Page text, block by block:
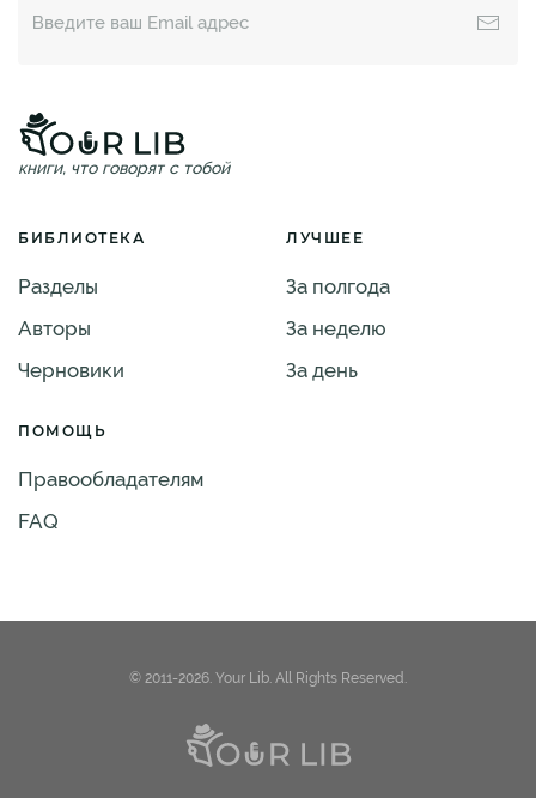
книги, что говорят с тобой
БИБЛИОТЕКА
Разделы
Авторы
Черновики
ЛУЧШЕЕ
За полгода
За неделю
За день
ПОМОЩЬ
Правообладателям
FAQ
© 2011-2026. Your Lib. All Rights Reserved.